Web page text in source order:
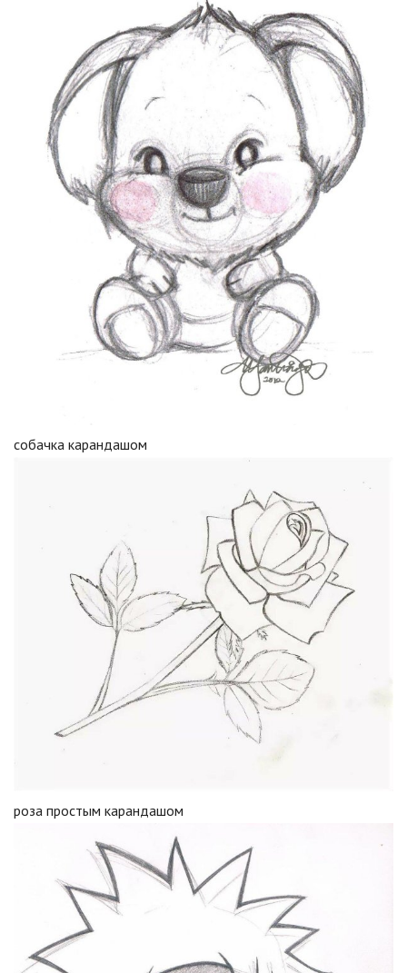
собачка карандашом
роза простым карандашом